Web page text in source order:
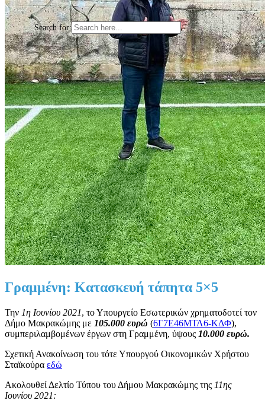
Search for: Search Button
Γραμμένη: Κατασκευή τάπητα 5×5
Την 1η Ιουνίου 2021, το Υπουργείο Εσωτερικών χρηματοδοτεί τον
Δήμο Μακρακώμης με 105.000 ευρώ (6Γ7Ε46ΜΤΛ6-ΚΔΦ),
συμπεριλαμβομένων έργων στη Γραμμένη, ύψους 10.000 ευρώ.
Σχετική Ανακοίνωση του τότε Υπουργού Οικονομικών Χρήστου
Σταϊκούρα εδώ
Ακολουθεί Δελτίο Τύπου του Δήμου Μακρακώμης της 11ης
Ιουνίου 2021: